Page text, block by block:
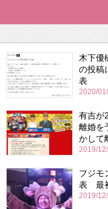
木下優
の投稿
表
2020/
有吉が
離婚を
かして
2019/
フジモ
表 最
2019/